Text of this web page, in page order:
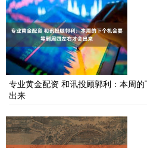
专业黄金配资 和讯投顾郭利：本周
出来